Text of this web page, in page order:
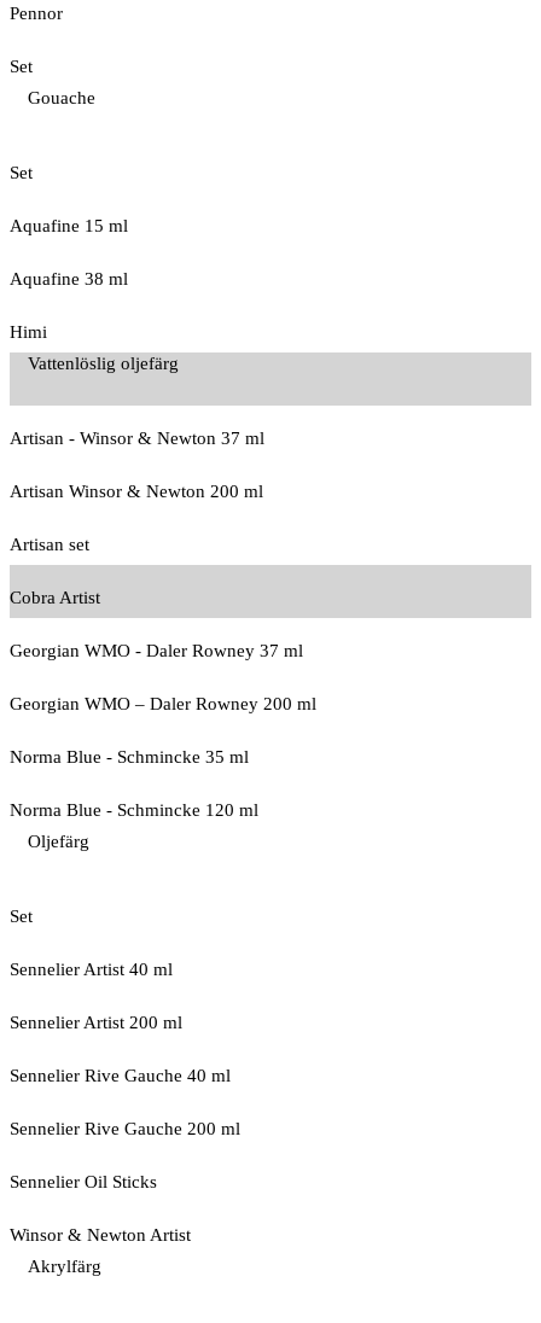
Pennor
Set
Gouache
Set
Aquafine 15 ml
Aquafine 38 ml
Himi
Vattenlöslig oljefärg
Artisan - Winsor & Newton 37 ml
Artisan Winsor & Newton 200 ml
Artisan set
Cobra Artist
Georgian WMO - Daler Rowney 37 ml
Georgian WMO – Daler Rowney 200 ml
Norma Blue - Schmincke 35 ml
Norma Blue - Schmincke 120 ml
Oljefärg
Set
Sennelier Artist 40 ml
Sennelier Artist 200 ml
Sennelier Rive Gauche 40 ml
Sennelier Rive Gauche 200 ml
Sennelier Oil Sticks
Winsor & Newton Artist
Akrylfärg